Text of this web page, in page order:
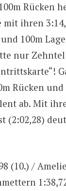
Rücken
ihren
100m
nur
Rücken
ab. Mit
(2:02,28)
(10.) /